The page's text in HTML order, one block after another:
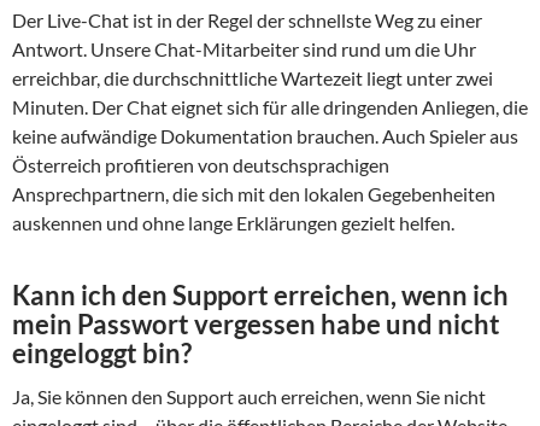
Der Live-Chat ist in der Regel der schnellste Weg zu einer
Antwort. Unsere Chat-Mitarbeiter sind rund um die Uhr
erreichbar, die durchschnittliche Wartezeit liegt unter zwei
Minuten. Der Chat eignet sich für alle dringenden Anliegen, die
keine aufwändige Dokumentation brauchen. Auch Spieler aus
Österreich profitieren von deutschsprachigen
Ansprechpartnern, die sich mit den lokalen Gegebenheiten
auskennen und ohne lange Erklärungen gezielt helfen.
Kann ich den Support erreichen, wenn ich
mein Passwort vergessen habe und nicht
eingeloggt bin?
Ja, Sie können den Support auch erreichen, wenn Sie nicht